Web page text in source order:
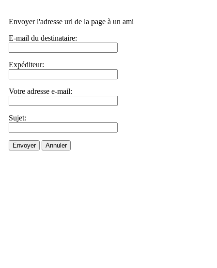
Envoyer l'adresse url de la page à un ami
E-mail du destinataire:
Expéditeur:
Votre adresse e-mail:
Sujet:
Envoyer Annuler